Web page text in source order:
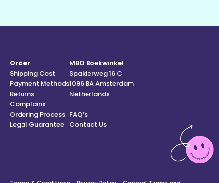
Order
Shipping Cost
Payment Methods
Returns
Complains
Ordering Process
Legal Guarantee
MBO Boekwinkel
Spaklerweg 16 C
1096 BA Amsterdam
Netherlands
FAQ’s
Contact Us